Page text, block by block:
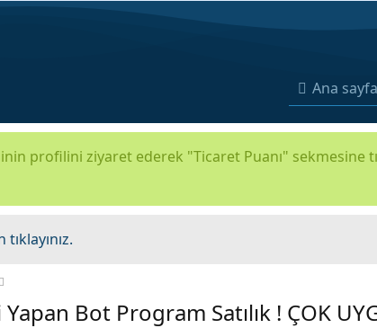
Ana sayfa
profilini ziyaret ederek "Ticaret Puanı" sekmesine
Bot Program Satılık ! ÇOK